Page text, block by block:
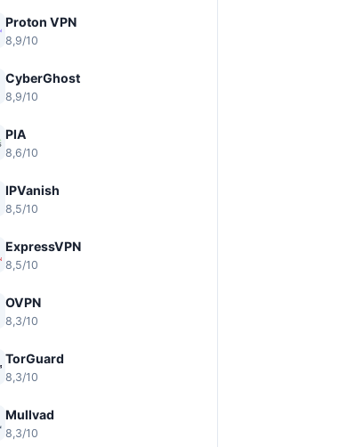
Proton VPN
8,9/10
CyberGhost
8,9/10
PIA
8,6/10
IPVanish
8,5/10
ExpressVPN
8,5/10
OVPN
8,3/10
TorGuard
8,3/10
Mullvad
8,3/10